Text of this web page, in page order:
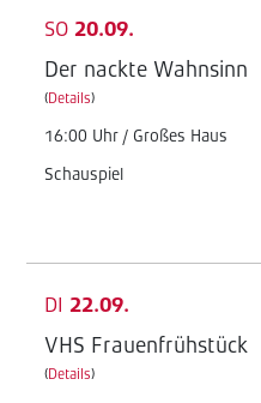
SO 20.09.
Der nackte Wahnsinn
(Details)
16:00 Uhr / Großes Haus
Schauspiel
DI 22.09.
VHS Frauenfrühstück
(Details)